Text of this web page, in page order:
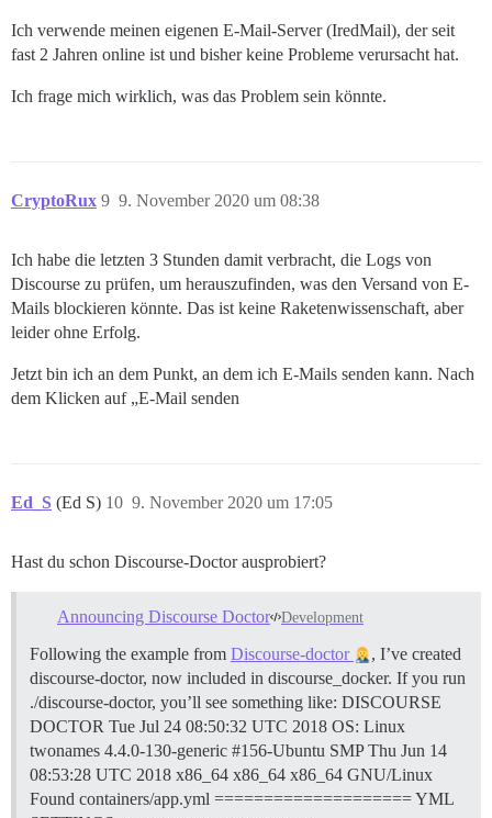
Ich verwende meinen eigenen E-Mail-Server (IredMail), der seit
fast 2 Jahren online ist und bisher keine Probleme verursacht hat.
Ich frage mich wirklich, was das Problem sein könnte.
CryptoRux 9. November 2020 um 08:38
9
Ich habe die letzten 3 Stunden damit verbracht, die Logs von
Discourse zu prüfen, um herauszufinden, was den Versand von E-
Mails blockieren könnte. Das ist keine Raketenwissenschaft, aber
leider ohne Erfolg.
Jetzt bin ich an dem Punkt, an dem ich E-Mails senden kann. Nach
dem Klicken auf „E-Mail senden
Ed_S (Ed S) 9. November 2020 um 17:05
10
Hast du schon Discourse-Doctor ausprobiert?
Announcing Discourse Doctor Development
Following the example from Discourse-doctor
, I’ve created
discourse-doctor, now included in discourse_docker. If you run
./discourse-doctor, you’ll see something like: DISCOURSE
DOCTOR Tue Jul 24 08:50:32 UTC 2018 OS: Linux
twonames 4.4.0-130-generic #156-Ubuntu SMP Thu Jun 14
08:53:28 UTC 2018 x86_64 x86_64 x86_64 GNU/Linux
Found containers/app.yml ==================== YML